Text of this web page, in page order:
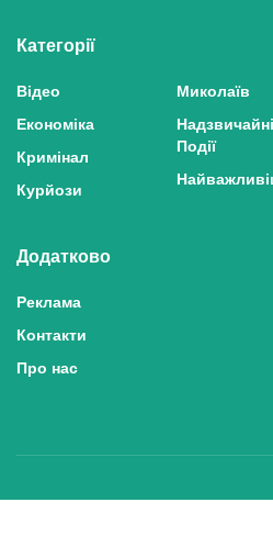
Категорії
Відео
Економіка
Кримінал
Курйози
Миколаїв
Надзвичайні
Події
Додатково
Реклама
Контакти
Про нас
Політика конфіденційності та